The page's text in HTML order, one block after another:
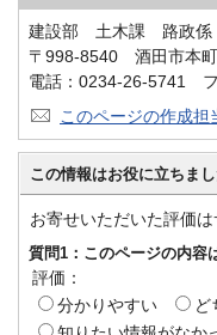
建設部 土木課 路政係
〒998-8540 酒田市本
電話：0234-26-5741
このページの作成担
この情報はお役に立ちまし
お寄せいただいた評価
質問1：このページの内容
評価：
分かりやすい
ど